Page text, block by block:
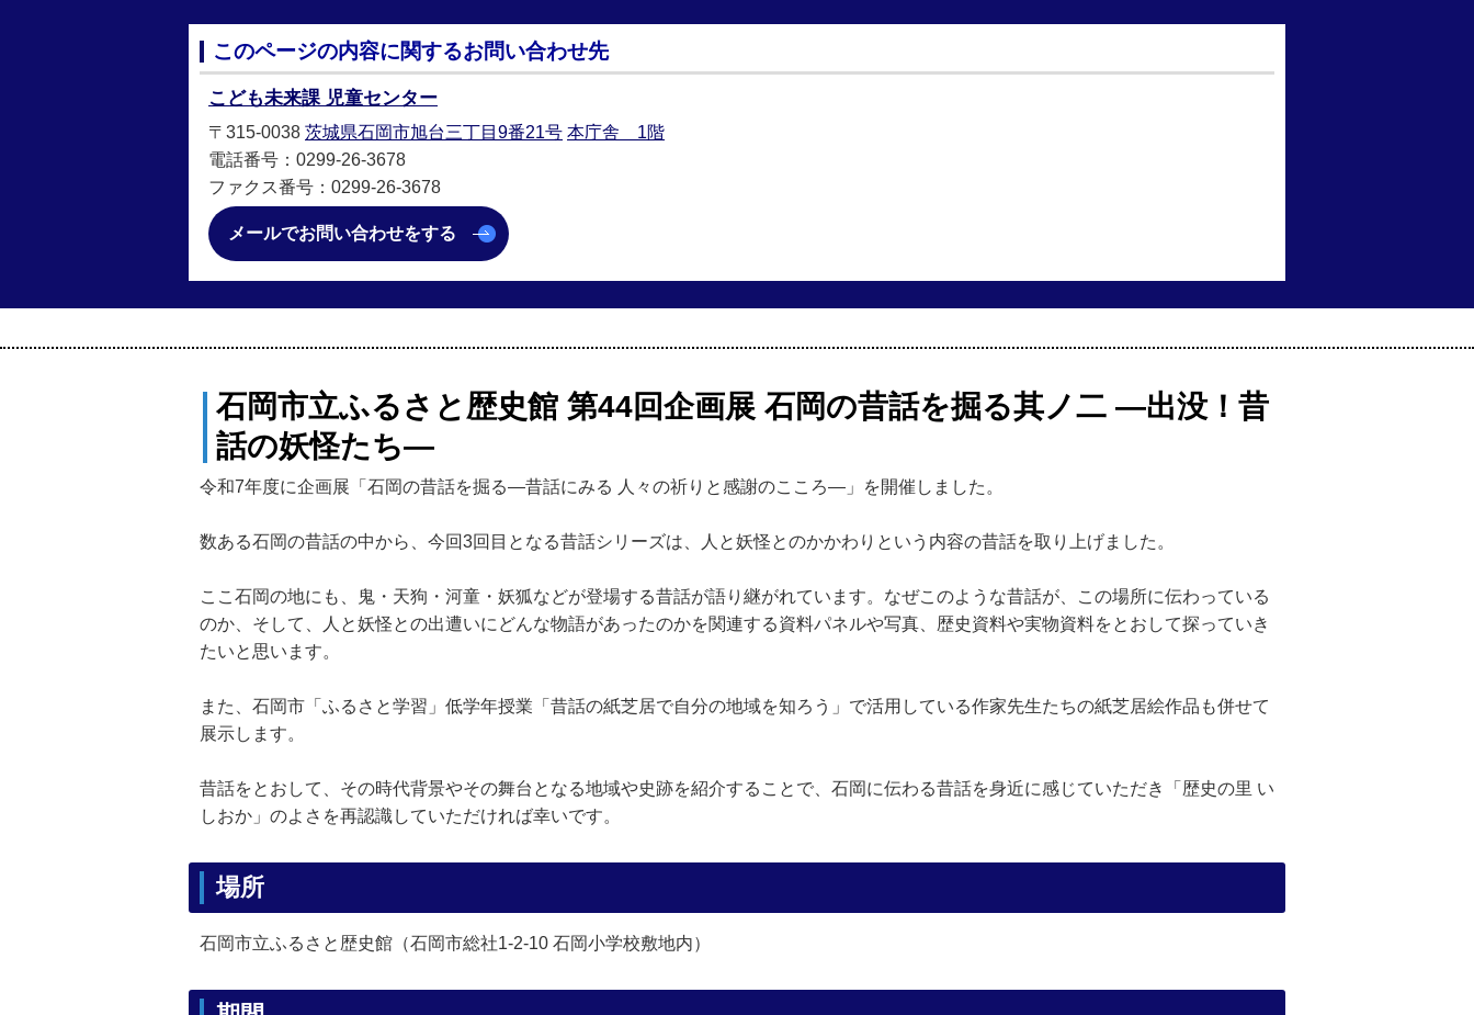
このページの内容に関するお問い合わせ先
こども未来課 児童センター
〒315-0038 茨城県石岡市旭台三丁目9番21号 本庁舎 1階
電話番号：0299-26-3678
ファクス番号：0299-26-3678
メールでお問い合わせをする
石岡市立ふるさと歴史館 第44回企画展 石岡の昔話を掘る其ノ二 ―出没！昔
話の妖怪たち―
令和7年度に企画展「石岡の昔話を掘る―昔話にみる 人々の祈りと感謝のこころ―」を開催しました。
数ある石岡の昔話の中から、今回3回目となる昔話シリーズは、人と妖怪とのかかわりという内容の昔話を取り上げました。
ここ石岡の地にも、鬼・天狗・河童・妖狐などが登場する昔話が語り継がれています。なぜこのような昔話が、この場所に伝わっている
のか、そして、人と妖怪との出遭いにどんな物語があったのかを関連する資料パネルや写真、歴史資料や実物資料をとおして探っていき
たいと思います。
また、石岡市「ふるさと学習」低学年授業「昔話の紙芝居で自分の地域を知ろう」で活用している作家先生たちの紙芝居絵作品も併せて
展示します。
昔話をとおして、その時代背景やその舞台となる地域や史跡を紹介することで、石岡に伝わる昔話を身近に感じていただき「歴史の里 い
しおか」のよさを再認識していただければ幸いです。
場所
石岡市立ふるさと歴史館（石岡市総社1-2-10 石岡小学校敷地内）